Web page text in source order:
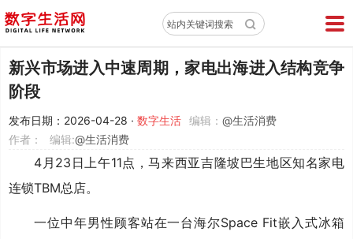
站内关键词搜索 X
新兴市场进入中速周期，家电出海进入结构竞争
阶段
发布日期：2026-04-28 · 数字生活 编辑： @生活消费
作者：
编辑:@生活消费
4月23日上午11点，马来西亚吉隆坡巴生地区知名家电
连锁TBM总店。
一位中年男性顾客站在一台海尔Space Fit嵌入式冰箱